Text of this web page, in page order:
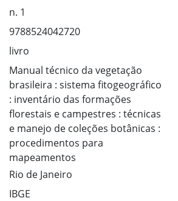
n. 1
9788524042720
livro
Manual técnico da vegetação
brasileira : sistema fitogeográfico
: inventário das formações
florestais e campestres : técnicas
e manejo de coleções botânicas :
procedimentos para
mapeamentos
Rio de Janeiro
IBGE